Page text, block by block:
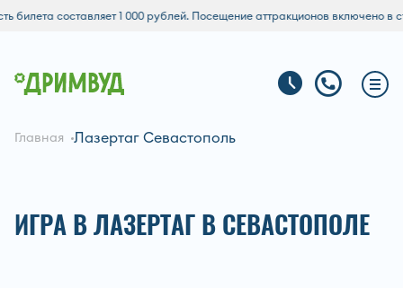
1 000 рублей. Посещение аттракционов включено в стоимость.
Главная Лазертаг Севастополь
ИГРА В ЛАЗЕРТАГ В СЕВАСТОПОЛЕ